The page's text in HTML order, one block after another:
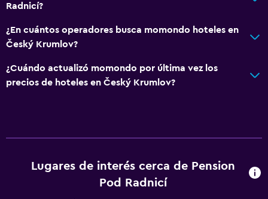
Radnicí?
¿En cuántos operadores busca momondo hoteles en
Český Krumlov?
¿Cuándo actualizó momondo por última vez los
precios de hoteles en Český Krumlov?
Lugares de interés cerca de Pension
Pod Radnicí